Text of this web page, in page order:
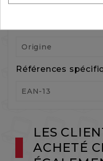
Origine
Références
EAN-13
LES
ACHETÉ